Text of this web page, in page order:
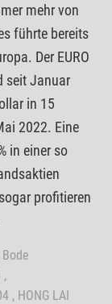
mehr von
führte bereits
Der EURO
seit Januar
in 15
2022. Eine
in einer so
profitieren
,
, HONG LAI